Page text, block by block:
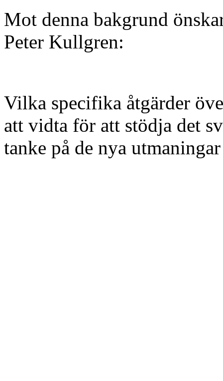
Mot denna bakgrund
Peter Kullgren:
Vilka specifika åtgärder
att vidta för att stödja det
tanke på de nya